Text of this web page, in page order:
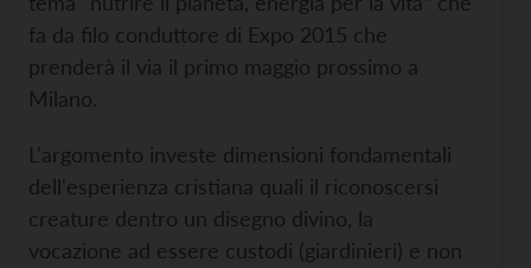
fa da filo conduttore di Expo 2015 che
prenderà il via il primo maggio prossimo a
Milano.
L'argomento investe dimensioni fondamentali
dell'esperienza cristiana quali il riconoscersi
creature dentro un disegno divino, la
vocazione ad essere custodi (giardinieri) e non